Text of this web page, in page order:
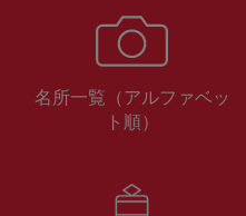
名所一覧（アルファベッ
ト順）